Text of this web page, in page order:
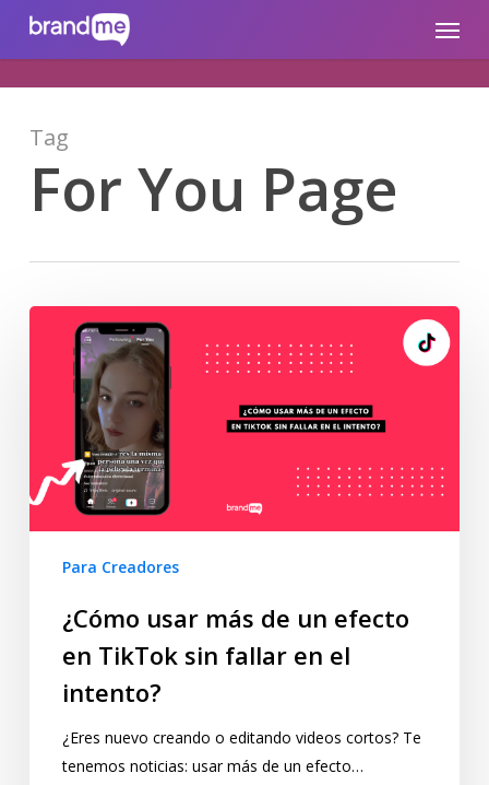
brandme.la Menu
Tag
For You Page
Para Creadores
¿Cómo usar más de un efecto
en TikTok sin fallar en el
intento?
¿Eres nuevo creando o editando videos cortos? Te
tenemos noticias: usar más de un efecto…